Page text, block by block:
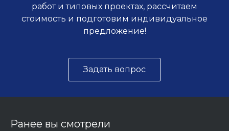
работ и типовых проектах, рассчитаем
стоимость и подготовим индивидуальное
предложение!
Задать вопрос
Ранее вы смотрели